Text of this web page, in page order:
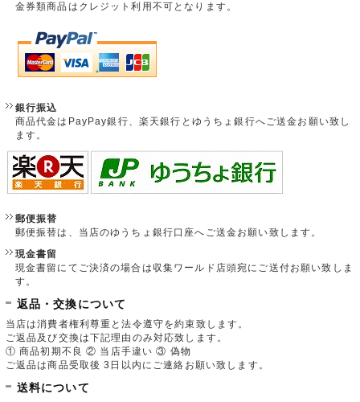
金券類商品はクレジット利用不可となります。
銀行振込
商品代金はPayPay銀行、楽天銀行とゆうちょ銀行へご送金お願い致し
ます。
郵便振替
郵便振替は、当店のゆうちょ銀行口座へご送金お願い致します。
現金書留
現金書留にてご決済の場合は収集ワールド店頭宛にご送付お願い致しま
す。
返品・交換について
当店は消費者権利尊重と法令遵守を約束致します。
ご返品及び交換は下記理由のみ対応致します。
① 商品初期不良 ② 当店手違い ③ 偽物
ご返品は商品受取後 3日以内にご連絡お願い致します。
送料について